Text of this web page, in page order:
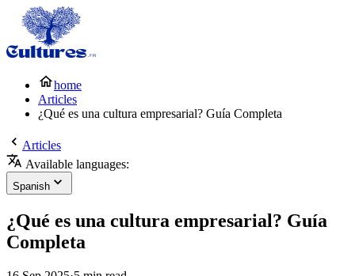
home
Articles
¿Qué es una cultura empresarial? Guía Completa
Articles
Available languages:
Spanish
¿Qué es una cultura empresarial? Guía
Completa